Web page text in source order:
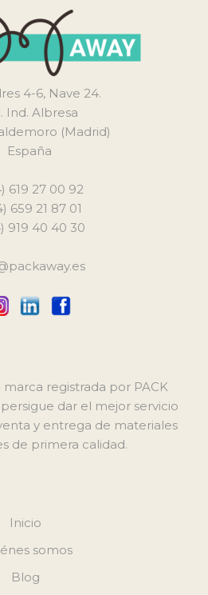
4-6, Nave 24.
Ind. Albresa
(Madrid)
España
619 27 00 92
659 21 87 01
919 40 40 30
marca registrada por PACK
persigue dar el mejor servicio
y entrega de materiales
de primera calidad.
Inicio
somos
Blog